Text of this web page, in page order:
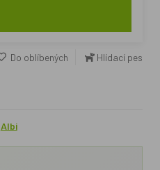
Do oblíbených Hlídací pes
Albi